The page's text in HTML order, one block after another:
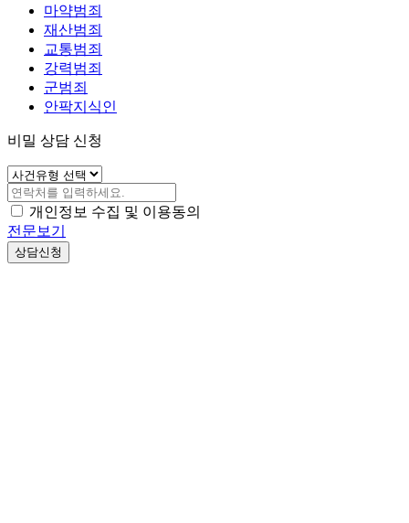
마약범죄
재산범죄
교통범죄
강력범죄
군범죄
안팍지식인
비밀 상담 신청
개인정보 수집 및 이용동의
전문보기
상담신청